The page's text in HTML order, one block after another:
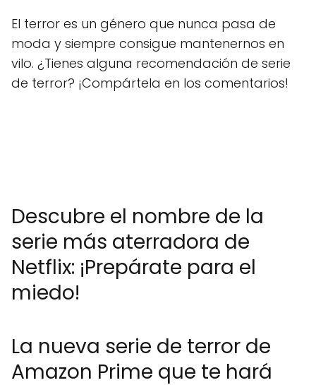
El terror es un género que nunca pasa de
moda y siempre consigue mantenernos en
vilo. ¿Tienes alguna recomendación de serie
de terror? ¡Compártela en los comentarios!
Descubre el nombre de la
serie más aterradora de
Netflix: ¡Prepárate para el
miedo!
La nueva serie de terror de
Amazon Prime que te hará